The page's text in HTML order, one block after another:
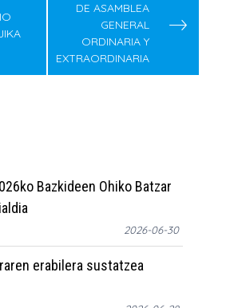
DE ASAMBLEA
GENERAL
ORDINARIA Y
EXTRAORDINARIA
Bazkideen Ohiko Batzar
2026-06-30
erabilera sustatzea